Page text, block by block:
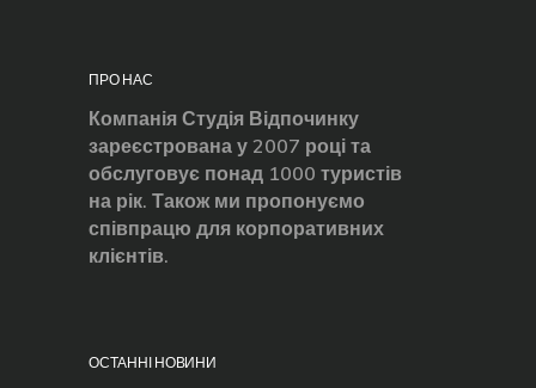
ПРО НАС
Компанія Студія Відпочинку
зареєстрована у 2007 році та
обслуговує понад 1000 туристів
на рік. Також ми пропонуємо
співпрацю для корпоративних
клієнтів.
ОСТАННІ НОВИНИ